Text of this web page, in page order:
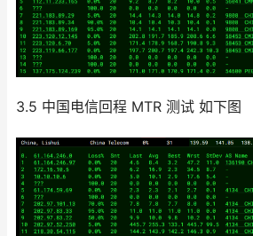
3.5 中国电信回程 MTR 测试 如下图